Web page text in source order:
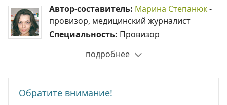
Автор-составитель: Марина Степанюк-
провизор, медицинский журналист
Специальность: Провизор
подробнее
Обратите внимание!